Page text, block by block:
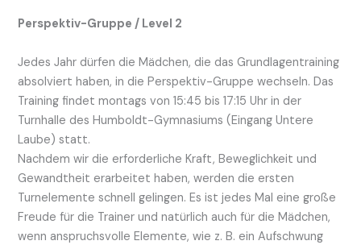
Perspektiv-Gruppe / Level 2
Jedes Jahr dürfen die Mädchen, die das Grundlagentraining
absolviert haben, in die Perspektiv-Gruppe wechseln. Das
Training findet montags von 15:45 bis 17:15 Uhr in der
Turnhalle des Humboldt-Gymnasiums (Eingang Untere
Laube) statt.
Nachdem wir die erforderliche Kraft, Beweglichkeit und
Gewandtheit erarbeitet haben, werden die ersten
Turnelemente schnell gelingen. Es ist jedes Mal eine große
Freude für die Trainer und natürlich auch für die Mädchen,
wenn anspruchsvolle Elemente, wie z. B. ein Aufschwung